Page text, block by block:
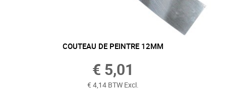
COUTEAU DE PEINTRE 12MM
€ 5,01
€ 4,14 BTW Excl.